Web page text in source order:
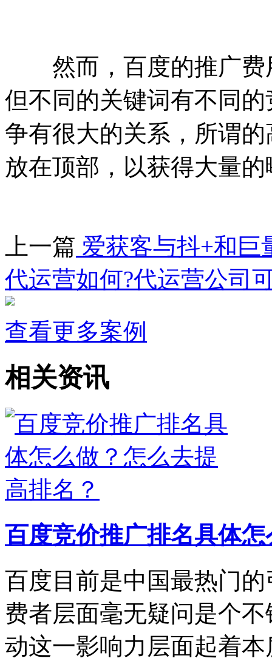
然而，百度的推广费
但不同的关键词有不同
争有很大的关系，所谓
放在顶部，以获得大量
上一篇 爱获客与抖+和巨
代运营如何?代运营公司
查看更多案例
相关资讯
百度竞价推广排名具体
百度目前是中国最热门
费者层面毫无疑问是个
动这一影响力层面起着